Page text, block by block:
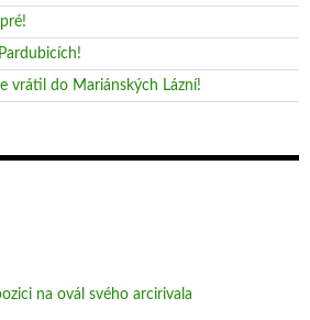
vrátil do Mariánských Lázní!
na ovál svého arcirivala